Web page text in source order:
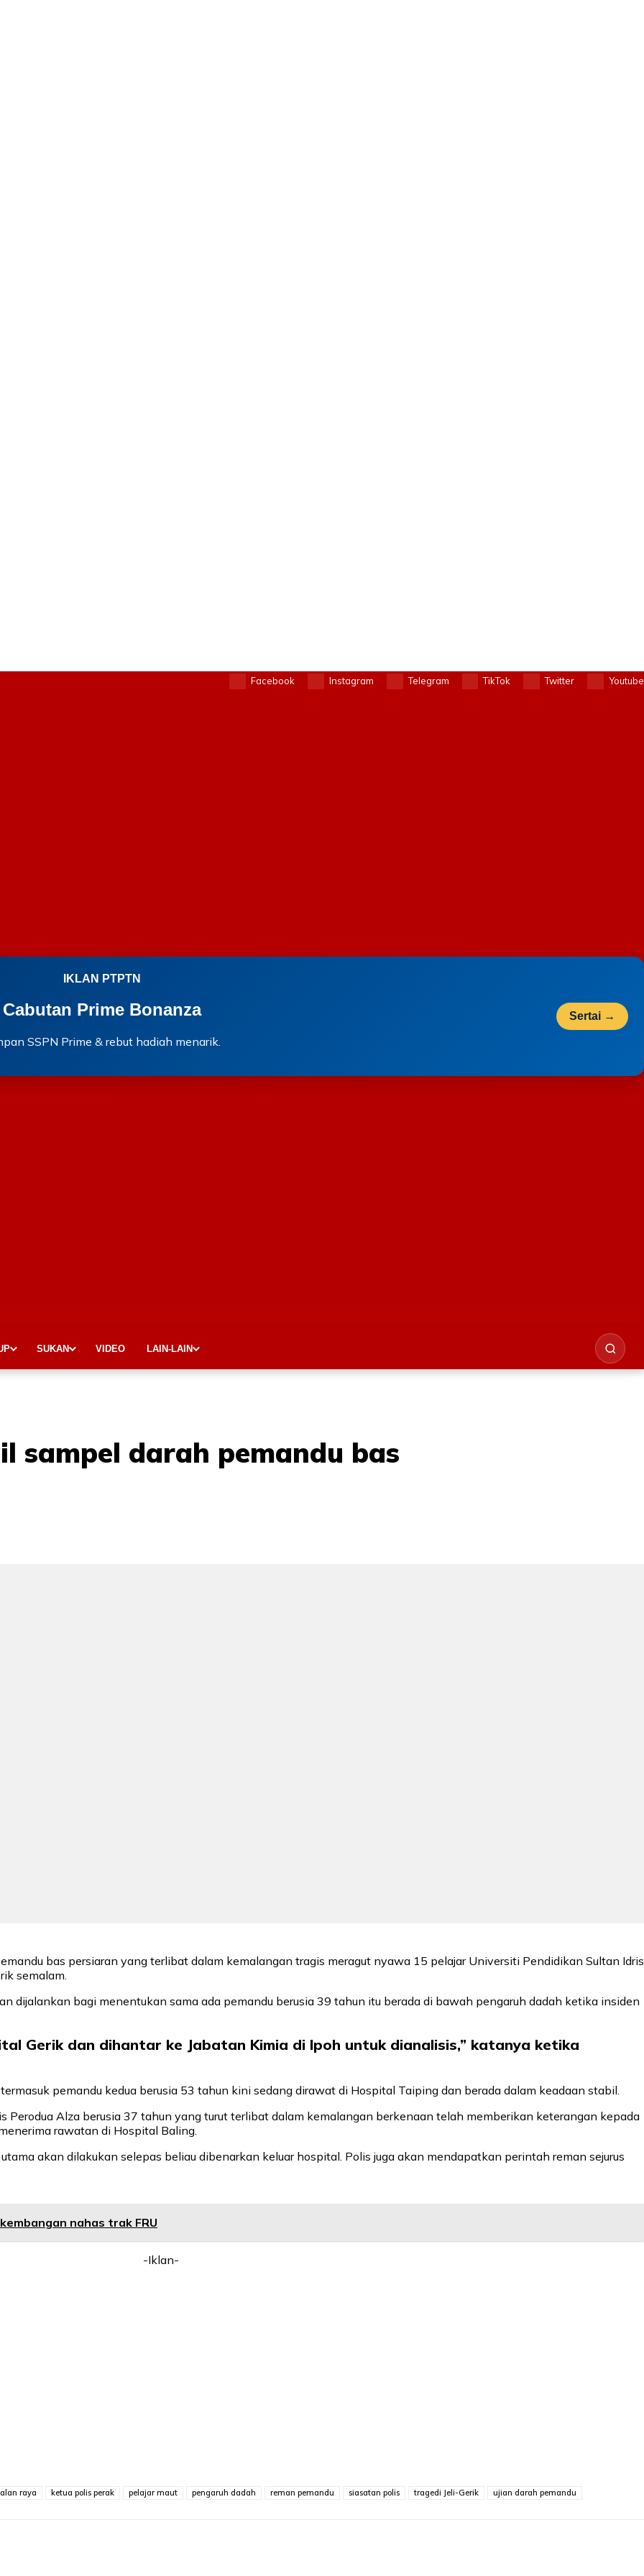
Facebook Instagram Telegram TikTok Twitter Youtube
IKLAN PTPTN
Cabutan Prime Bonanza
SSPN Prime & rebut hadiah menarik.
Sertai →
SUKAN VIDEO LAIN-LAIN
sampel darah pemandu bas
bas persiaran yang terlibat dalam kemalangan tragis meragut nyawa 15 pelajar Universiti Pendidikan Sultan Idris
semalam.
dijalankan bagi menentukan sama ada pemandu berusia 39 tahun itu berada di bawah pengaruh dadah ketika insiden
Gerik dan dihantar ke Jabatan Kimia di Ipoh untuk dianalisis,” katanya ketika
pemandu kedua berusia 53 tahun kini sedang dirawat di Hospital Taiping dan berada dalam keadaan stabil.
Perodua Alza berusia 37 tahun yang turut terlibat dalam kemalangan berkenaan telah memberikan keterangan kepada
rawatan di Hospital Baling.
akan dilakukan selepas beliau dibenarkan keluar hospital. Polis juga akan mendapatkan perintah reman sejurus
nahas trak FRU
-Iklan-
raya ketua polis perak pelajar maut pengaruh dadah reman pemandu siasatan polis tragedi Jeli-Gerik ujian darah pemandu